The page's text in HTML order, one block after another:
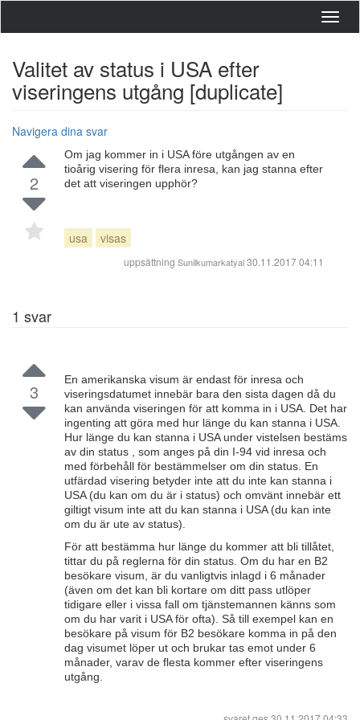
Valitet av status i USA efter
viseringens utgång [duplicate]
Navigera dina svar
2
Om jag kommer in i USA före utgången av en
tioårig visering för flera inresa, kan jag stanna efter
det att viseringen upphör?
usa visas
uppsättning Sunilkumarkatyal30.11.2017 04:11
1 svar
3
En amerikanska visum är endast för inresa och
viseringsdatumet innebär bara den sista dagen då du
kan använda viseringen för att komma in i USA. Det har
ingenting att göra med hur länge du kan stanna i USA.
Hur länge du kan stanna i USA under vistelsen bestäms
av din status , som anges på din I-94 vid inresa och
med förbehåll för bestämmelser om din status. En
utfärdad visering betyder inte att du inte kan stanna i
USA (du kan om du är i status) och omvänt innebär ett
giltigt visum inte att du kan stanna i USA (du kan inte
om du är ute av status).
För att bestämma hur länge du kommer att bli tillåtet,
tittar du på reglerna för din status. Om du har en B2
besökare visum, är du vanligtvis inlagd i 6 månader
(även om det kan bli kortare om ditt pass utlöper
tidigare eller i vissa fall om tjänstemannen känns som
om du har varit i USA för ofta). Så till exempel kan en
besökare på visum för B2 besökare komma in på den
dag visumet löper ut och brukar tas emot under 6
månader, varav de flesta kommer efter viseringens
utgång.